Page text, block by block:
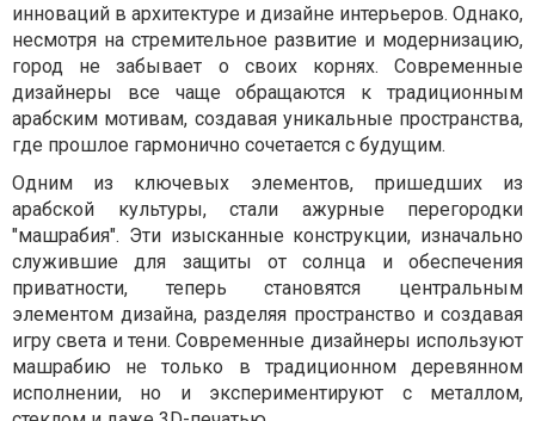
инноваций в архитектуре и дизайне интерьеров. Однако,
несмотря на стремительное развитие и модернизацию,
город не забывает о своих корнях. Современные
дизайнеры все чаще обращаются к традиционным
арабским мотивам, создавая уникальные пространства,
где прошлое гармонично сочетается с будущим.
Одним из ключевых элементов, пришедших из
арабской культуры, стали ажурные перегородки
"машрабия". Эти изысканные конструкции, изначально
служившие для защиты от солнца и обеспечения
приватности, теперь становятся центральным
элементом дизайна, разделяя пространство и создавая
игру света и тени. Современные дизайнеры используют
машрабию не только в традиционном деревянном
исполнении, но и экспериментируют с металлом,